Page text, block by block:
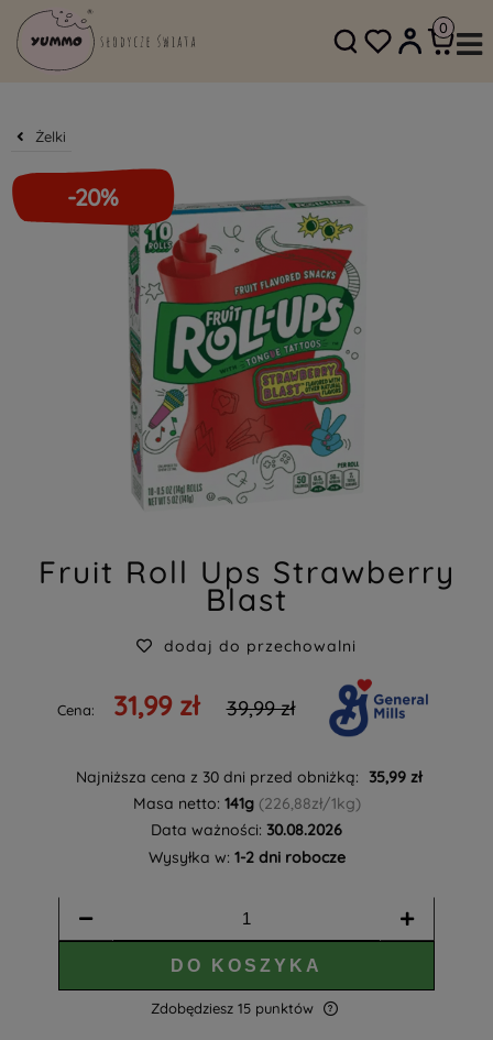
SKLEP@YUMMO.PL
Żelki
-20%
Fruit Roll Ups Strawberry
Blast
dodaj do przechowalni
Cena: 31,99 zł 39,99 zł
Najniższa cena z 30 dni przed obniżką: 35,99 zł
Masa netto: 141g (226,88zł/1kg)
Data ważności: 30.08.2026
Wysyłka w: 1-2 dni robocze
DO KOSZYKA
Zdobędziesz 15punktów